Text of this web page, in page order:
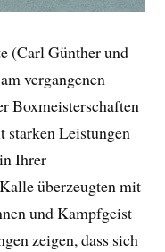
(Carl Günther und
vergangenen
Boxmeisterschaften
starken Leistungen
Ihrer
überzeugten mit
und Kampfgeist
zeigen, dass sich